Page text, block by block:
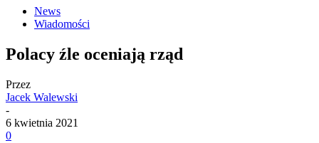
News
Wiadomości
Polacy źle oceniają rząd
Przez
Jacek Walewski
-
6 kwietnia 2021
0